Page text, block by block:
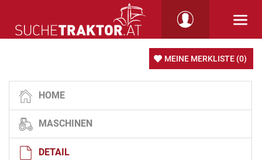
MEINE MERKLISTE (0)
HOME
MASCHINEN
DETAIL